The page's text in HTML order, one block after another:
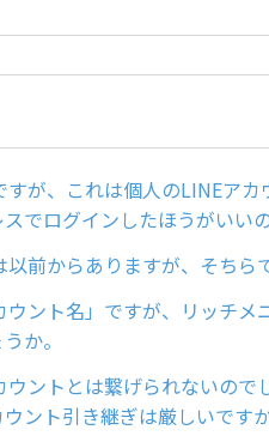
が、これは個人のLINEア
でログインしたほうがいい
前からありますが、そちら
ウント名」ですが、リッチ
か。
ントとは繋げられないので
ント引き継ぎは厳しいです